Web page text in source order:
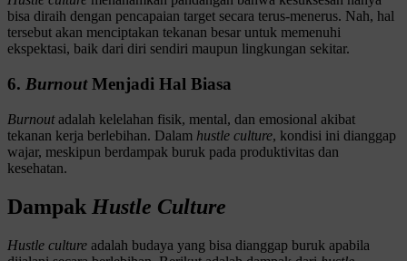
bisa diraih dengan pencapaian target secara terus-menerus. Nah, hal
tersebut akan menciptakan tekanan besar untuk memenuhi
ekspektasi, baik dari diri sendiri maupun lingkungan sekitar.
6. BurnoutMenjadi Hal Biasa
Burnoutadalah kelelahan fisik, mental, dan emosional akibat
tekanan kerja berlebihan. Dalam hustle culture, kondisi ini dianggap
wajar, meskipun berdampak buruk pada produktivitas dan
kesehatan.
Dampak Hustle Culture
Hustle culture adalah budaya yang bisa dianggap buruk apabila